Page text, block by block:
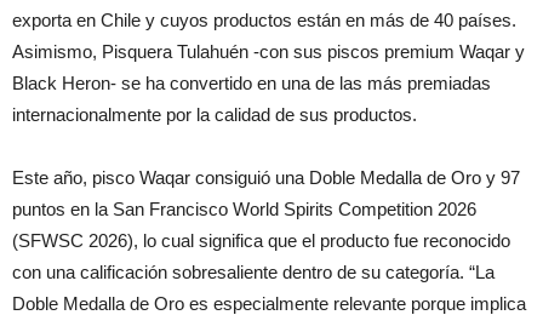
exporta en Chile y cuyos productos están en más de 40 países.
Asimismo, Pisquera Tulahuén -con sus piscos premium Waqar y
Black Heron- se ha convertido en una de las más premiadas
internacionalmente por la calidad de sus productos.
Este año, pisco Waqar consiguió una Doble Medalla de Oro y 97
puntos en la San Francisco World Spirits Competition 2026
(SFWSC 2026), lo cual significa que el producto fue reconocido
con una calificación sobresaliente dentro de su categoría. “La
Doble Medalla de Oro es especialmente relevante porque implica